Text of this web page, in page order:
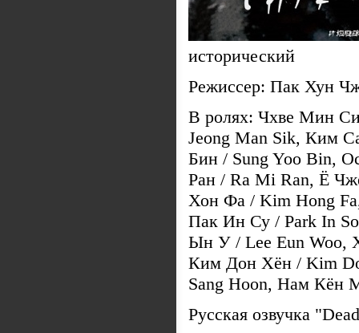
исторический
Режиссер: Пак Хун
В ролях: Чхве Мин
Jeong Man Sik, Ким
Бин / Sung Yoo Bin,
Ран / Ra Mi Ran, Ё
Хон Фа / Kim Hong
Пак Ин Су / Park In
Ын У / Lee Eun Woo,
Ким Дон Хён / Kim
Sang Hoon, Нам Кён
Русская озвучка